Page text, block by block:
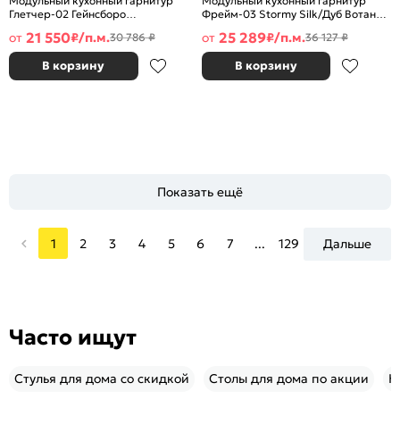
Глетчер-02 Гейнсборо
от 21 550₽/п.м.30 786 ₽
В корзину
Фрейм-03 Stormy Silk/Дуб Вотан
от 25 289₽/п.м.36 127 ₽
В корзину
Показать ещё
1 2 3 4 5 6 7 ... 129 Дальше
Часто ищут
Стулья для дома со скидкой Столы для дома по акции